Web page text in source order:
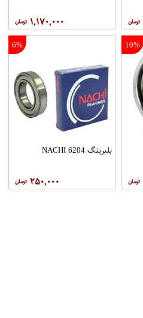
۱,۱۷۰,۰۰۰
10%
6%
بلبرینگ 6204 NACHI
۲۵۰,۰۰۰